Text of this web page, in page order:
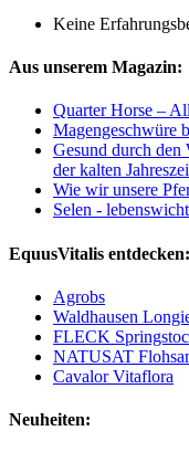
Keine
Aus unserem Magazin:
Quarter Horse –
Magengeschwüre
Gesund durch den
der kalten
Wie wir unsere
Selen -
EquusVitalis entdecken:
Agrobs
Waldhausen
FLECK
NATUSAT
Cavalor Vitaflora
Neuheiten: